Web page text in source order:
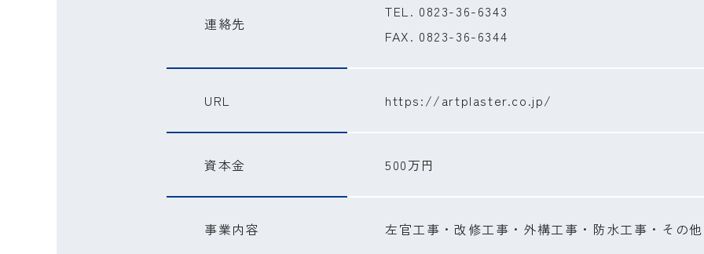
連絡先
TEL. 0823-36-6343
FAX. 0823-36-6344
URL https://artplaster.co.jp/
資本金 500万円
事業内容 左官工事・改修工事・外構工事・防水工事・その他